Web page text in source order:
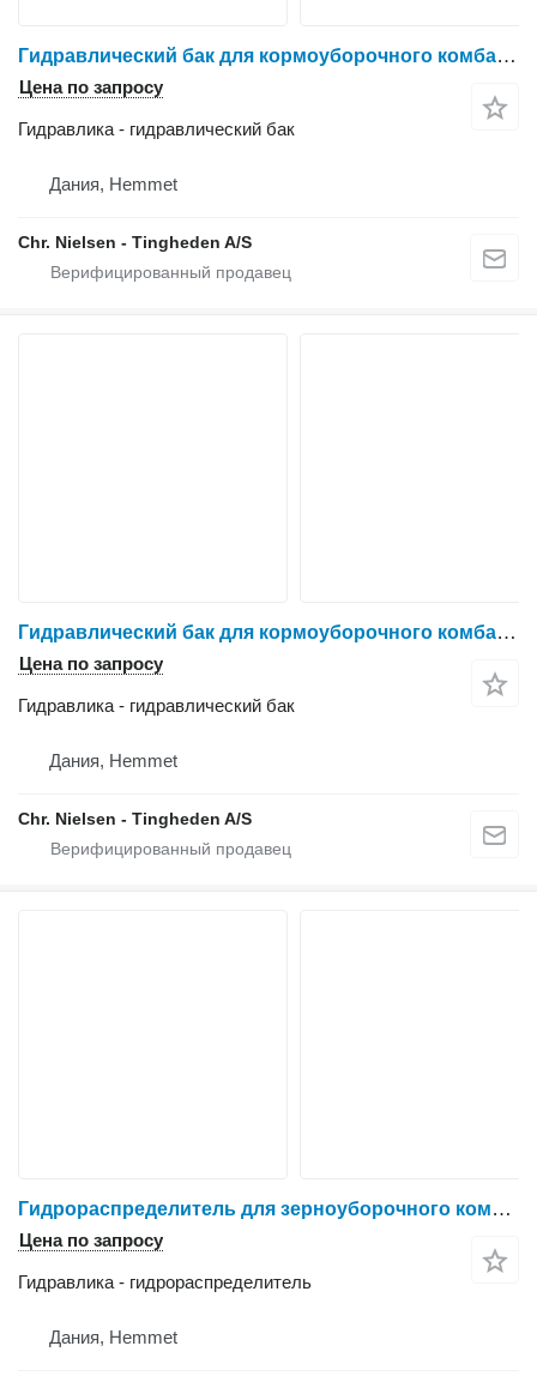
Гидравлический бак для кормоуборочного комбайна New Holland FX38
Цена по запросу
Гидравлика - гидравлический бак
Дания, Hemmet
Chr. Nielsen - Tingheden A/S
Гидравлический бак для кормоуборочного комбайна New Holland FX38
Цена по запросу
Гидравлика - гидравлический бак
Дания, Hemmet
Chr. Nielsen - Tingheden A/S
Гидрораспределитель для зерноуборочного комбайна New Holland CR9090
Цена по запросу
Гидравлика - гидрораспределитель
Дания, Hemmet